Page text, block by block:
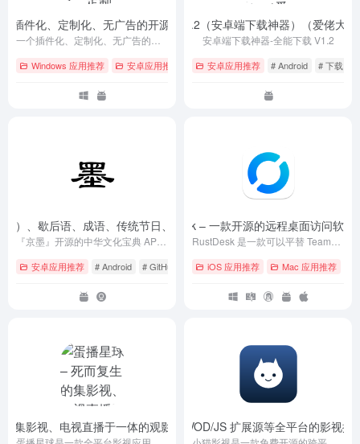
插件化、定制化、无广告的开源音乐播放器- v0.6.2
Windows 应用推荐 安卓应用推荐 # GitHub # iOS # Linux
全能下载 V1.2（安卓端下载神器）（爱佬大
安卓端下载神器-全能下载 V1.2
安卓应用推荐 # Android # 下载
）、歇后语、成语、传统节日、绕口令等的阅读 APP- v1.15.3
安卓应用推荐 # Android # GitHub # 下载
RustDesk – 一款开源的远程桌面访问软件
iOS 应用推荐 Mac 应用推荐
集影视、电视直播于一体的观影平台 APP- danbo_1207
小猫影视 – 一款支持 VOD/JS 扩展源等全平台的影视播